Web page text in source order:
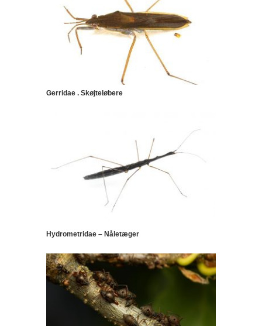
Gerridae . Skøjteløbere
Hydrometridae – Nåletæger